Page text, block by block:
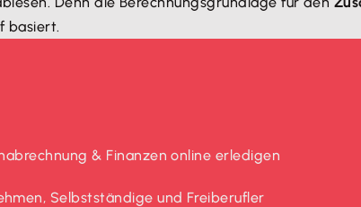
basiert.
& Finanzen online erledigen
Selbstständige und Freiberufler